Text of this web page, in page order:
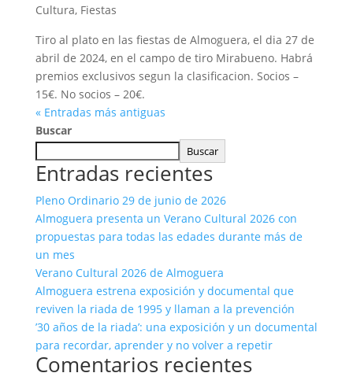
Cultura, Fiestas
Tiro al plato en las fiestas de Almoguera, el dia 27 de
abril de 2024, en el campo de tiro Mirabueno. Habrá
premios exclusivos segun la clasificacion. Socios –
15€. No socios – 20€.
« Entradas más antiguas
Buscar
Buscar
Entradas recientes
Pleno Ordinario 29 de junio de 2026
Almoguera presenta un Verano Cultural 2026 con
propuestas para todas las edades durante más de
un mes
Verano Cultural 2026 de Almoguera
Almoguera estrena exposición y documental que
reviven la riada de 1995 y llaman a la prevención
’30 años de la riada’: una exposición y un documental
para recordar, aprender y no volver a repetir
Comentarios recientes